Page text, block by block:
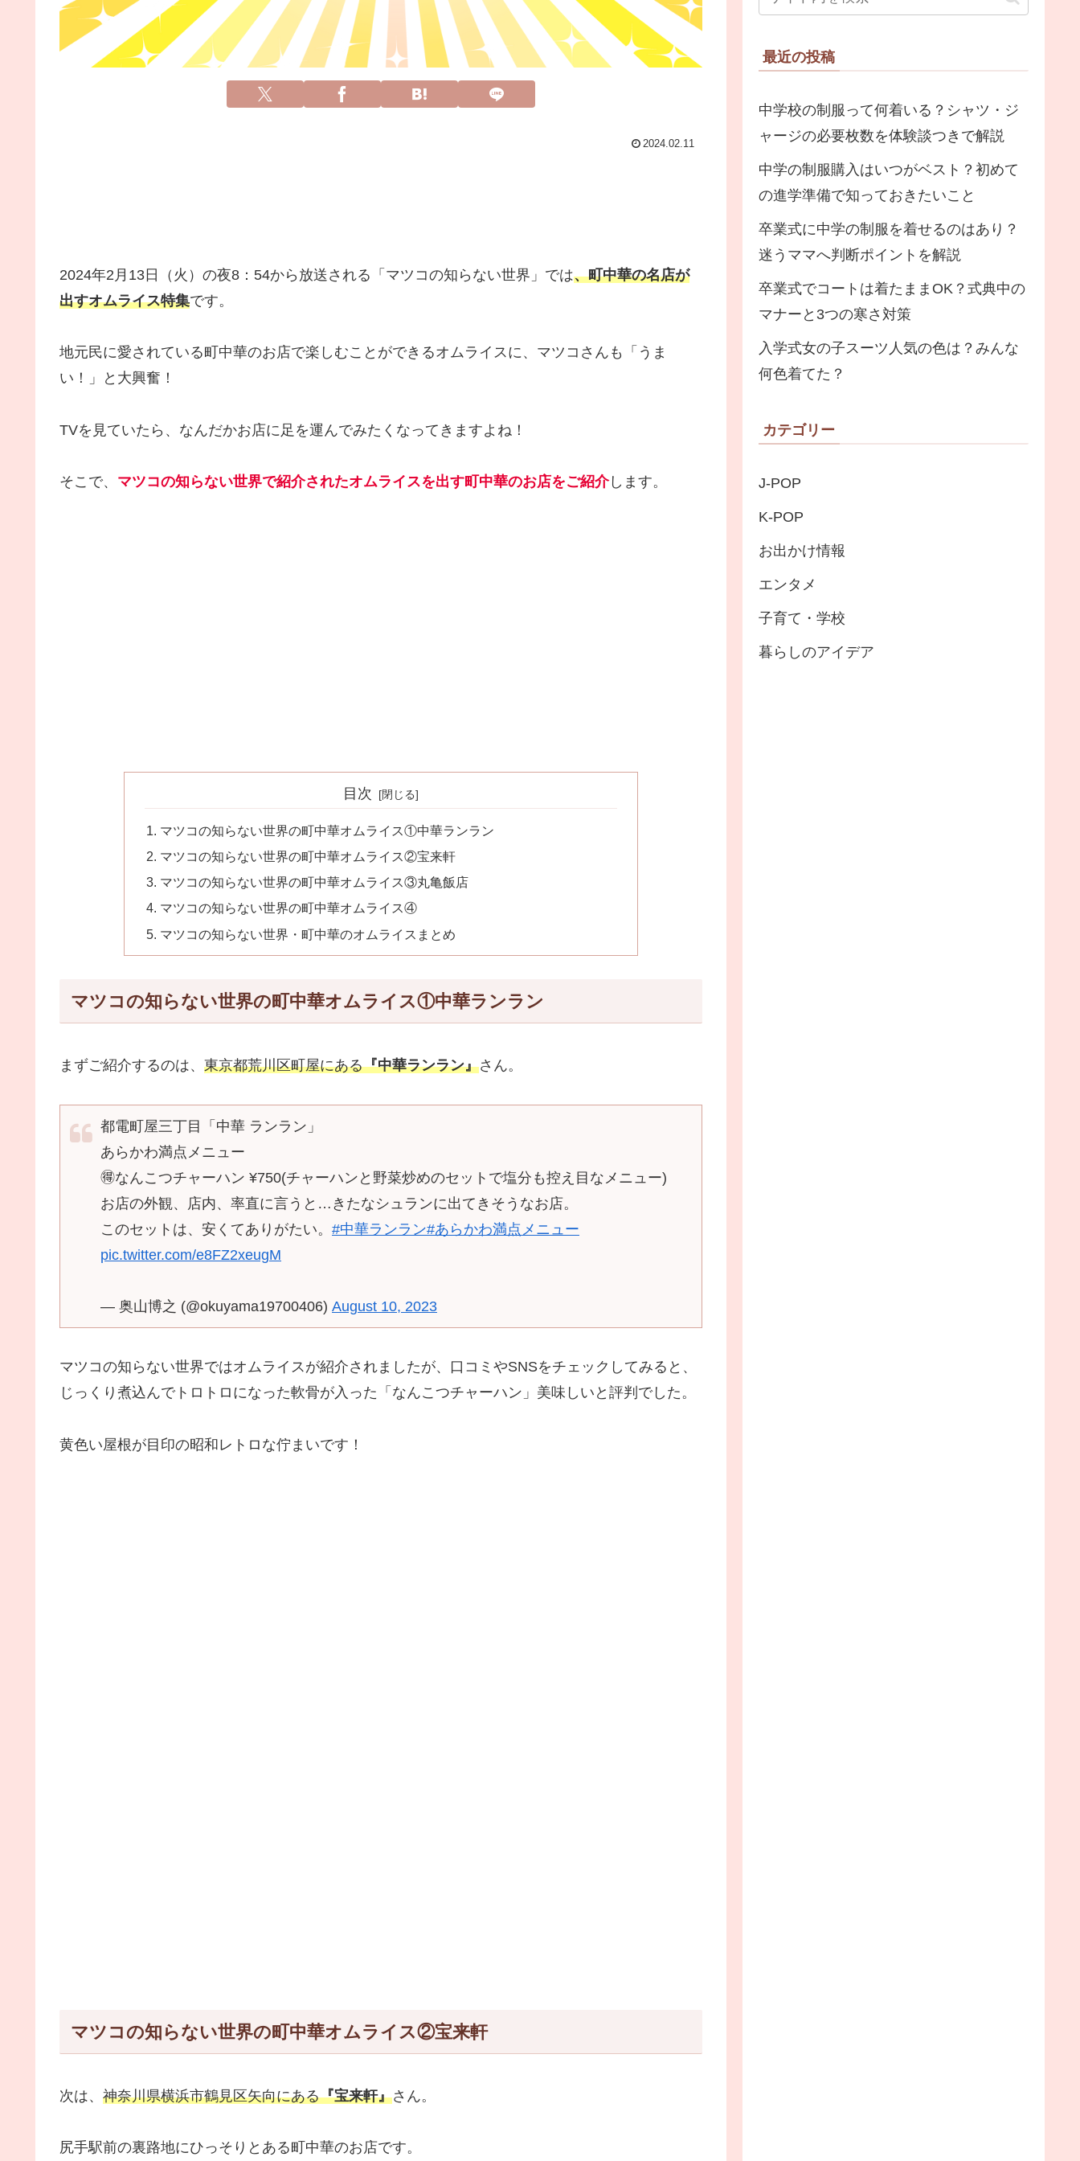
2024.02.11
2024年2月13日（火）の夜8：54から放送される「マツコの知らない世界」では、町中華の名店が
出すオムライス特集です。
地元民に愛されている町中華のお店で楽しむことができるオムライスに、マツコさんも「うま
い！」と大興奮！
TVを見ていたら、なんだかお店に足を運んでみたくなってきますよね！
そこで、 マツコの知らない世界で紹介されたオムライスを出す町中華のお店をご紹介します。
目次
マツコの知らない世界の町中華オムライス①中華ランラン
マツコの知らない世界の町中華オムライス②宝来軒
マツコの知らない世界の町中華オムライス③丸亀飯店
マツコの知らない世界の町中華オムライス④
マツコの知らない世界・町中華のオムライスまとめ
マツコの知らない世界の町中華オムライス①中華ランラン
まずご紹介するのは、 東京都荒川区町屋にある『中華ランラン』さん。
都電町屋三丁目「中華 ランラン」
あらかわ満点メニュー
🉐なんこつチャーハン ¥750(チャーハンと野菜炒めのセットで塩分も控え目なメニュー)
お店の外観、店内、率直に言うと…きたなシュランに出てきそうなお店。
このセットは、安くてありがたい。 #中華ランラン#あらかわ満点メニュー
pic.twitter.com/e8FZ2xeugM
— 奥山博之 (@okuyama19700406) August 10, 2023
マツコの知らない世界ではオムライスが紹介されましたが、口コミやSNSをチェックしてみると、
じっくり煮込んでトロトロになった軟骨が入った「なんこつチャーハン」美味しいと評判でした。
黄色い屋根が目印の昭和レトロな佇まいです！
マツコの知らない世界の町中華オムライス②宝来軒
次は、 神奈川県横浜市鶴見区矢向にある『宝来軒』さん。
尻手駅前の裏路地にひっそりとある町中華のお店です。
最近の投稿
中学校の制服って何着いる？シャツ・ジ
ャージの必要枚数を体験談つきで解説
中学の制服購入はいつがベスト？初めて
の進学準備で知っておきたいこと
卒業式に中学の制服を着せるのはあり？
迷うママへ判断ポイントを解説
卒業式でコートは着たままOK？式典中の
マナーと3つの寒さ対策
入学式女の子スーツ人気の色は？みんな
何色着てた？
カテゴリー
J-POP
K-POP
お出かけ情報
エンタメ
子育て・学校
暮らしのアイデア